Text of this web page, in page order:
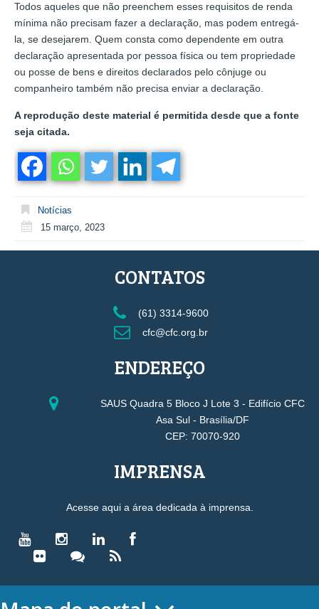
Todos aqueles que não preenchem esses requisitos de renda
mínima não precisam fazer a declaração, mas podem entregá-
la, se desejarem. Quem consta como dependente em outra
declaração apresentada por pessoa física ou tem propriedade
ou posse de bens e direitos declarados pelo cônjuge ou
companheiro também não precisa enviar a declaração.
A reprodução deste material é permitida desde que a fonte
seja citada.
Notícias
15 março, 2023
CONTATOS
(61) 3314-9600
cfc@cfc.org.br
ENDEREÇO
SAUS Quadra 5 Bloco J Lote 3 - Edifício CFC
Asa Sul - Brasília/DF
CEP: 70070-920
IMPRENSA
Acesse aqui a área dedicada à imprensa.